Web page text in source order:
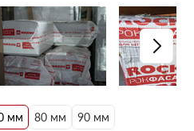
мм 80 мм 90 мм